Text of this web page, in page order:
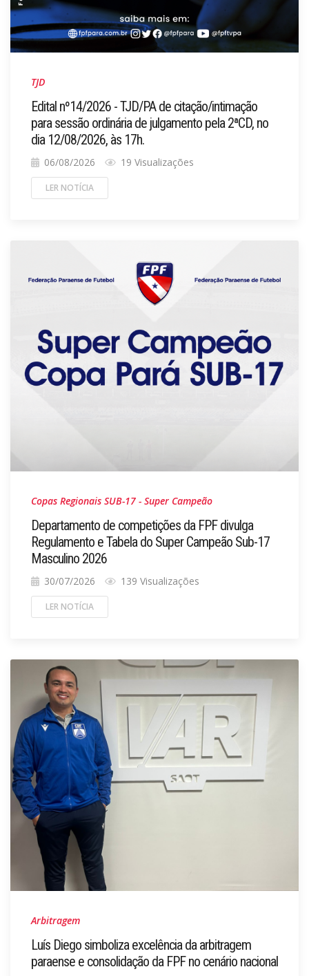
TJD
Edital nº14/2026 - TJD/PA de citação/intimação
para sessão ordinária de julgamento pela 2ªCD, no
dia 12/08/2026, às 17h.
06/08/2026 19 Visualizações
LER NOTÍCIA
Copas Regionais SUB-17 - Super Campeão
Departamento de competições da FPF divulga
Regulamento e Tabela do Super Campeão Sub-17
Masculino 2026
30/07/2026 139 Visualizações
LER NOTÍCIA
Arbitragem
Luís Diego simboliza excelência da arbitragem
paraense e consolidação da FPF no cenário nacional